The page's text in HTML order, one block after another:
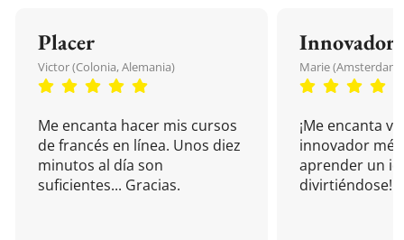
Placer
Victor (Colonia, Alemania)
Me encanta hacer mis cursos
de francés en línea. Unos diez
minutos al día son
suficientes... Gracias.
Innovador
Marie (Amsterdam,
¡Me encanta
innovador
aprender un
divirtiéndose!